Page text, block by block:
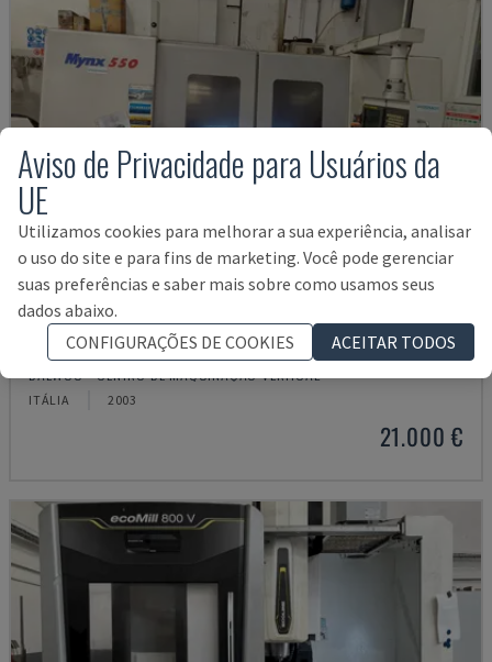
MYNX 550
DAEWOO - CENTRO DE MAQUINAÇÃO VERTICAL
ITÁLIA 2003
21.000 €
Aviso de Privacidade para Usuários da
UE
Utilizamos cookies para melhorar a sua experiência, analisar
o uso do site e para fins de marketing. Você pode gerenciar
suas preferências e saber mais sobre como usamos seus
dados abaixo.
CONFIGURAÇÕES DE COOKIES
ACEITAR TODOS